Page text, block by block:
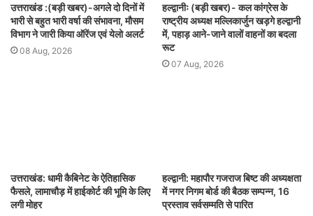
उत्तराखंड :(बड़ी खबर)-अगले दो दिनों में
भारी से बहुत भारी वर्षा की संभावना, मौसम
विभाग ने जारी किया ऑरेंज एवं येलो अलर्ट
08 Aug, 2026
हल्द्वानीः (बड़ी खबर)- कल कांग्रेस के
राष्ट्रीय अध्यक्ष मल्लिकार्जुन खड़गे हल्द्वानी
में, पहाड़ आने-जाने वालों वाहनों का बदला
रूट
07 Aug, 2026
उत्तराखंड: धामी कैबिनेट के ऐतिहासिक
फैसले, लामाचौड़ में हाईकोर्ट की भूमि के लिए
लगी मोहर
हल्द्वानी: महापौर गजराज बिष्ट की अध्यक्षता
में नगर निगम बोर्ड की बैठक सम्पन्न, 16
प्रस्ताव सर्वसम्मति से पारित